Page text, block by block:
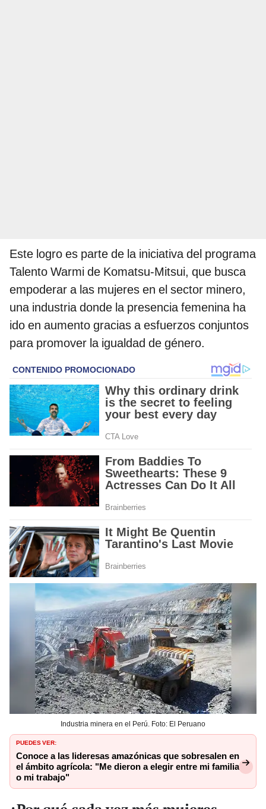
Este logro es parte de la iniciativa del programa
Talento Warmi de Komatsu-Mitsui, que busca
empoderar a las mujeres en el sector minero,
una industria donde la presencia femenina ha
ido en aumento gracias a esfuerzos conjuntos
para promover la igualdad de género.
Industria minera en el Perú. Foto: El Peruano
PUEDES VER:
Conoce a las lideresas amazónicas que sobresalen en
el ámbito agrícola: "Me dieron a elegir entre mi familia
o mi trabajo"